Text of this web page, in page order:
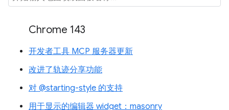
Chrome 143
开发者工具 MCP 服务器更新
改进了轨迹分享功能
对 @starting-style 的支持
用于显示的编辑器 widget：masonry